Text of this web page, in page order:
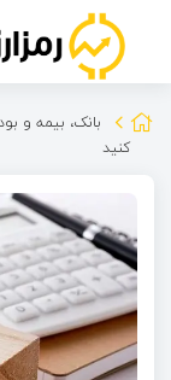
بانک، بیمه و
کنید